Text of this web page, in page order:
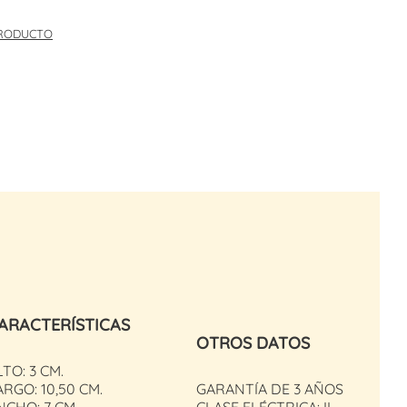
3 CM.
10,50 CM.
OTROS DATOS
GARANTÍA DE 3 AÑOS